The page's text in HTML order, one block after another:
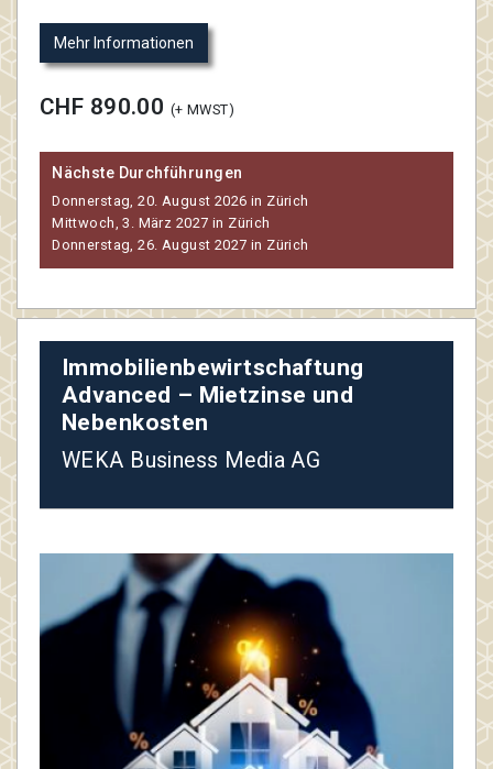
Mehr Informationen
CHF 890.00 (+ MWST)
Nächste Durchführungen
Donnerstag, 20. August 2026 in Zürich
Mittwoch, 3. März 2027 in Zürich
Donnerstag, 26. August 2027 in Zürich
Immobilienbewirtschaftung
Advanced – Mietzinse und
Nebenkosten
WEKA Business Media AG